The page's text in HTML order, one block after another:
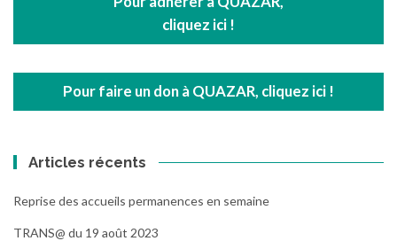
cliquez ici !
Pour faire un don à QUAZAR, cliquez ici !
Articles récents
Reprise des accueils permanences en semaine
TRANS@ du 19 août 2023